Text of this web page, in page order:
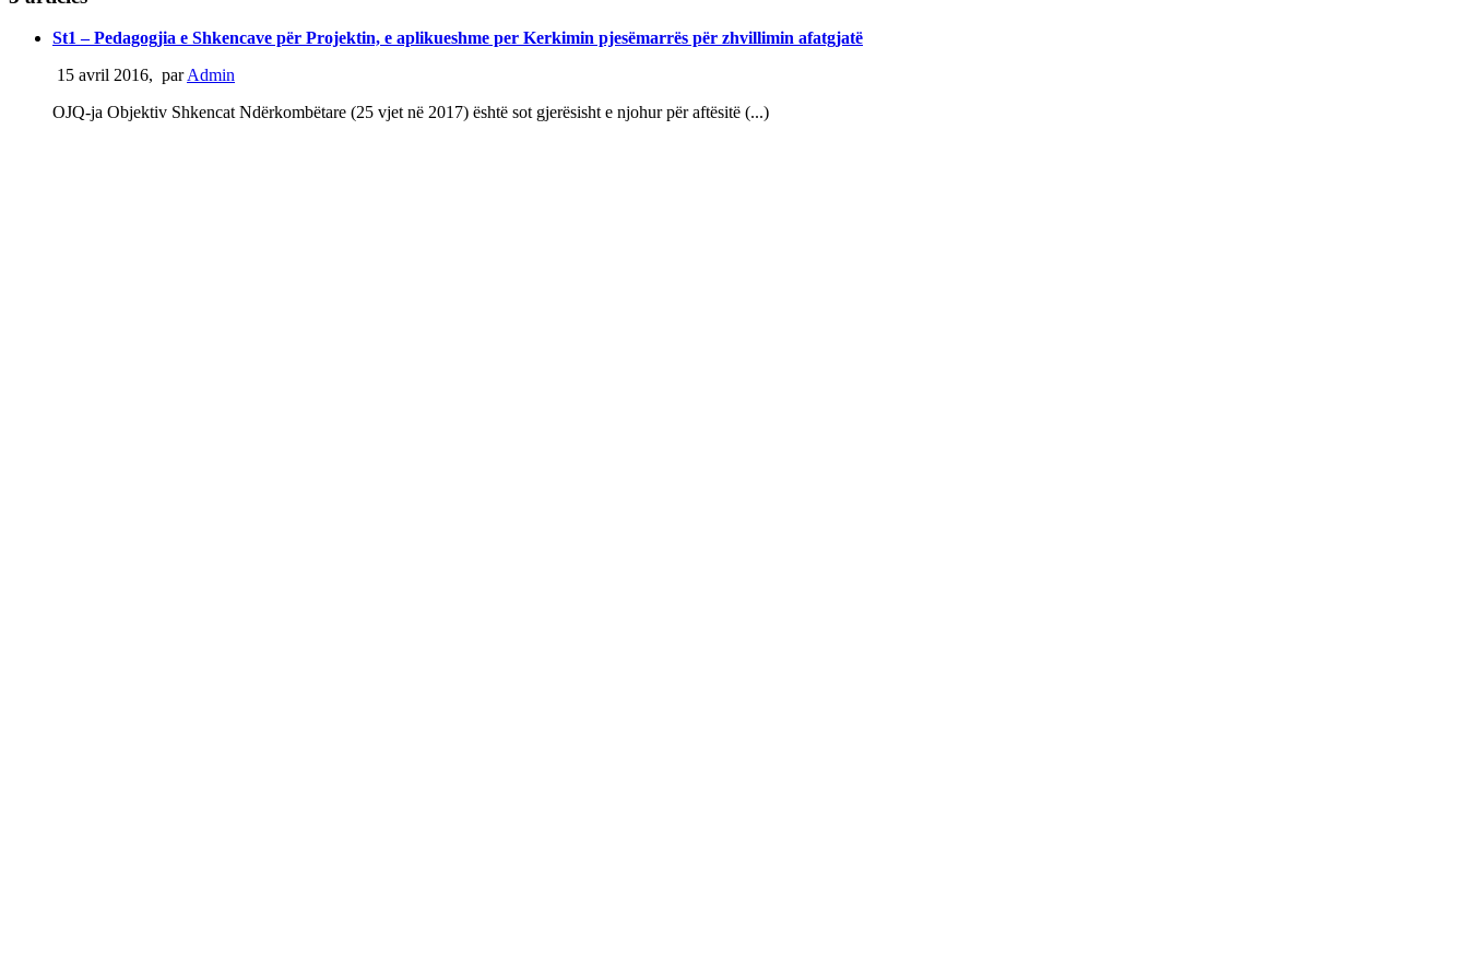
St1 – Pedagogjia e Shkencave për Projektin, e aplikueshme per Kerkimin pjesëmarrës për zhvillimin afatgjatë
15 avril 2016, parAdmin
OJQ-ja Objektiv Shkencat Ndërkombëtare (25 vjet në 2017) është sot gjerësisht e njohur për aftësitë (...)